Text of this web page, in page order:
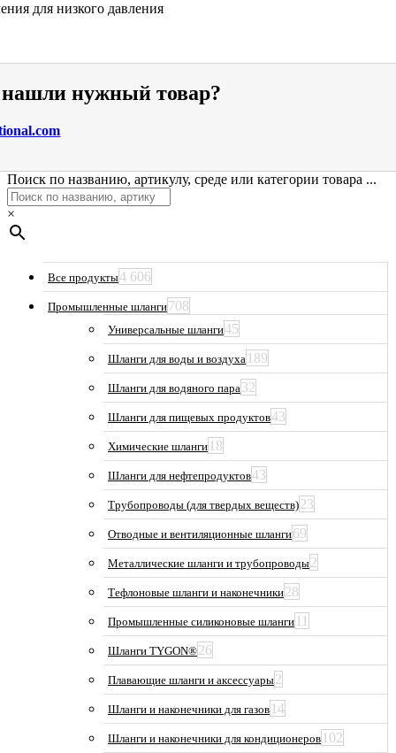
для низкого давления
нужный товар?
Поиск по названию, артикулу, среде или категории товара ...
×
Все продукты4 606
Промышленные шланги708
Универсальные шланги45
Шланги для воды и воздуха 189
Шланги для водяного пара32
Шланги для пищевых продуктов43
Химические шланги 18
Шланги для нефтепродуктов43
Трубопроводы (для твердых веществ)23
Отводные и вентиляционные шланги69
Металлические шланги и трубопроводы2
Тефлоновые шланги и наконечники28
Промышленные силиконовые шланги 11
Шланги TYGON®26
Плавающие шланги и аксессуары2
Шланги и наконечники для газов 14
Шланги и наконечники для кондиционеров 102